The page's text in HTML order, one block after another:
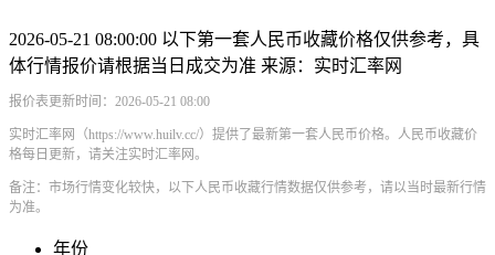
2026-05-21 08:00:00 以下第一套人民币收藏价格仅供参考，具
体行情报价请根据当日成交为准 来源：实时汇率网
报价表更新时间：2026-05-21 08:00
实时汇率网（https://www.huilv.cc/）提供了最新第一套人民币价格。人民币收藏价
格每日更新，请关注实时汇率网。
备注：市场行情变化较快，以下人民币收藏行情数据仅供参考，请以当时最新行情
为准。
年份